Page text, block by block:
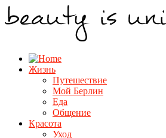
Жизнь
Путешествие
Мой Берлин
Еда
Общение
Красота
Уход